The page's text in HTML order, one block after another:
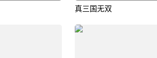
真三国无双